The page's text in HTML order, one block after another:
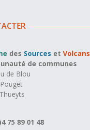
des Sources etVolcans
de communes
de Blou
75 89 01 48